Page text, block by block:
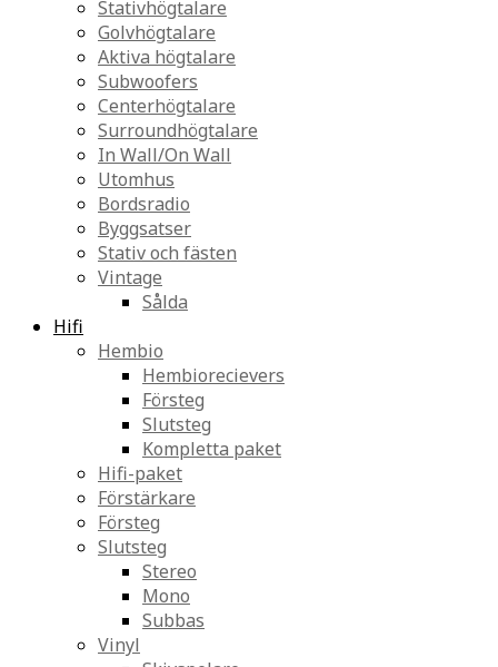
Stativhögtalare
Golvhögtalare
Aktiva högtalare
Subwoofers
Centerhögtalare
Surroundhögtalare
In Wall/On Wall
Utomhus
Bordsradio
Byggsatser
Stativ och fästen
Vintage
Sålda
Hifi
Hembio
Hembiorecievers
Försteg
Slutsteg
Kompletta paket
Hifi-paket
Förstärkare
Försteg
Slutsteg
Stereo
Mono
Subbas
Vinyl